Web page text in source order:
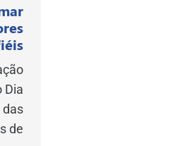
Dia
das
de